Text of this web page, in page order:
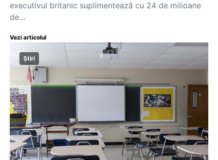
executivul britanic suplimentează cu 24 de milioane
de…
Vezi articolul
Știri